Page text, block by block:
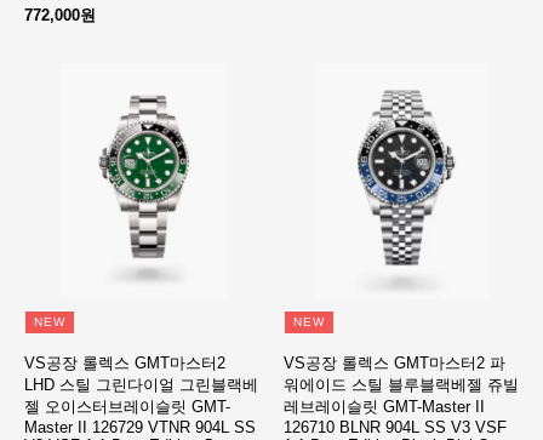
772,000원
NEW
VS공장 롤렉스 GMT마스터2
LHD 스틸 그린다이얼 그린블랙베
젤 오이스터브레이슬릿 GMT-
Master II 126729 VTNR 904L SS
NEW
VS공장 롤렉스 GMT마스터2 파
워에이드 스틸 블루블랙베젤 쥬빌
레브레이슬릿 GMT-Master II
126710 BLNR 904L SS V3 VSF